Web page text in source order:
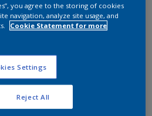
Filtru
Se poate nuanța în mii de culori
decorativă
you agree to the storing of cookies
navigation, analyze site usage, and
Cookie Statement for more
Settings
Reject All